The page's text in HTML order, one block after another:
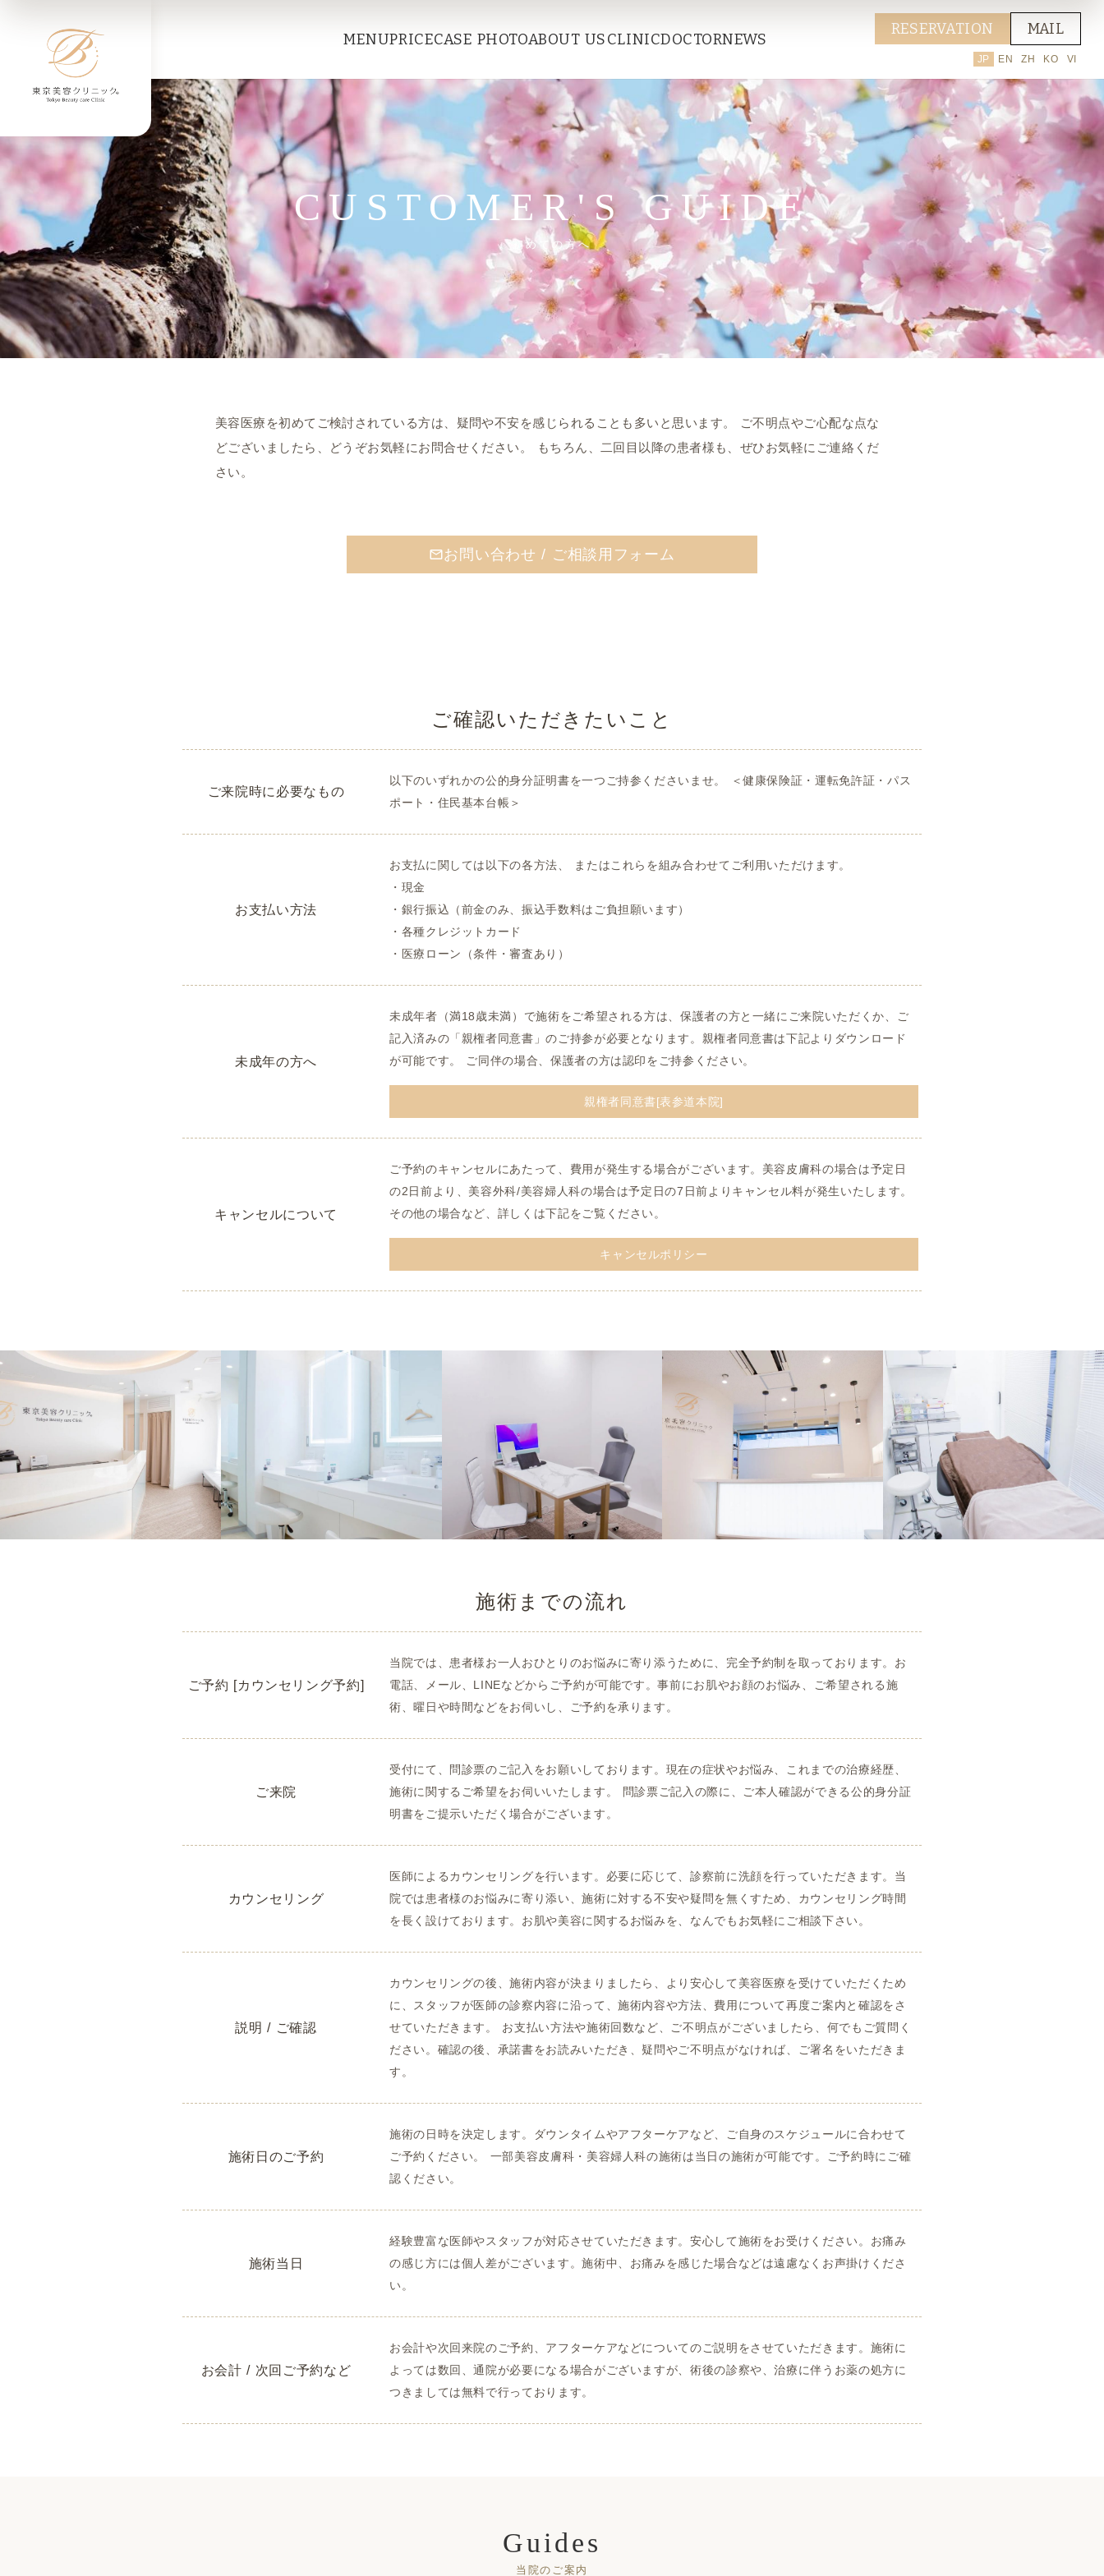
MENUPRICECASE PHOTOABOUT USCLINICDOCTORNEWS
RESERVATION MAIL
JP EN ZH KO VI
CUSTOMER'S GUIDE
初めての方へ
美容医療を初めてご検討されている方は、疑問や不安を感じられることも多いと思います。 ご不明点やご心配な点な
どございましたら、どうぞお気軽にお問合せください。 もちろん、二回目以降の患者様も、ぜひお気軽にご連絡くだ
さい。
mail_outlineお問い合わせ / ご相談用フォーム
ご確認いただきたいこと
ご来院時に必要なもの
以下のいずれかの公的身分証明書を一つご持参くださいませ。 ＜健康保険証・運転免許証・パス
ポート・住民基本台帳＞
お支払い方法
お支払に関しては以下の各方法、 またはこれらを組み合わせてご利用いただけます。
・現金
・銀行振込（前金のみ、振込手数料はご負担願います）
・各種クレジットカード
・医療ローン（条件・審査あり）
未成年の方へ
未成年者（満18歳未満）で施術をご希望される方は、保護者の方と一緒にご来院いただくか、ご
記入済みの「親権者同意書」のご持参が必要となります。親権者同意書は下記よりダウンロード
が可能です。 ご同伴の場合、保護者の方は認印をご持参ください。
親権者同意書[表参道本院]
キャンセルについて
ご予約のキャンセルにあたって、費用が発生する場合がございます。美容皮膚科の場合は予定日
の2日前より、美容外科/美容婦人科の場合は予定日の7日前よりキャンセル料が発生いたします。
その他の場合など、詳しくは下記をご覧ください。
キャンセルポリシー
施術までの流れ
ご予約 [カウンセリング予約]
当院では、患者様お一人おひとりのお悩みに寄り添うために、完全予約制を取っております。お
電話、メール、LINEなどからご予約が可能です。事前にお肌やお顔のお悩み、ご希望される施
術、曜日や時間などをお伺いし、ご予約を承ります。
ご来院
受付にて、問診票のご記入をお願いしております。現在の症状やお悩み、これまでの治療経歴、
施術に関するご希望をお伺いいたします。 問診票ご記入の際に、ご本人確認ができる公的身分証
明書をご提示いただく場合がございます。
カウンセリング
医師によるカウンセリングを行います。必要に応じて、診察前に洗顔を行っていただきます。当
院では患者様のお悩みに寄り添い、施術に対する不安や疑問を無くすため、カウンセリング時間
を長く設けております。お肌や美容に関するお悩みを、なんでもお気軽にご相談下さい。
説明 / ご確認
カウンセリングの後、施術内容が決まりましたら、より安心して美容医療を受けていただくため
に、スタッフが医師の診察内容に沿って、施術内容や方法、費用について再度ご案内と確認をさ
せていただきます。 お支払い方法や施術回数など、ご不明点がございましたら、何でもご質問く
ださい。確認の後、承諾書をお読みいただき、疑問やご不明点がなければ、ご署名をいただきま
す。
施術日のご予約
施術の日時を決定します。ダウンタイムやアフターケアなど、ご自身のスケジュールに合わせて
ご予約ください。 一部美容皮膚科・美容婦人科の施術は当日の施術が可能です。ご予約時にご確
認ください。
施術当日
経験豊富な医師やスタッフが対応させていただきます。安心して施術をお受けください。お痛み
の感じ方には個人差がございます。施術中、お痛みを感じた場合などは遠慮なくお声掛けくださ
い。
お会計 / 次回ご予約など
お会計や次回来院のご予約、アフターケアなどについてのご説明をさせていただきます。施術に
よっては数回、通院が必要になる場合がございますが、術後の診察や、治療に伴うお薬の処方に
つきましては無料で行っております。
Guides
当院のご案内